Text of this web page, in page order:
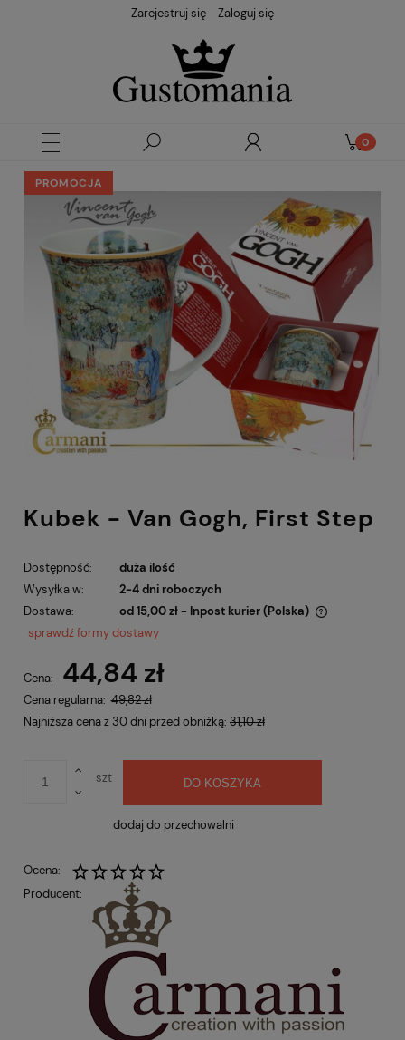
Zarejestruj się Zaloguj się
PROMOCJA
Kubek - Van Gogh, First Step
Dostępność:
duża ilość
Wysyłka w:
2-4 dni roboczych
Dostawa:
od 15,00 zł - Inpost kurier (Polska)
Cena nie zawiera ewentualnych kosztów płatności
sprawdź formy dostawy
Cena: 44,84 zł
Cena regularna: 49,82 zł
Najniższa cena z 30 dni przed obniżką: 31,10 zł
szt DO KOSZYKA
dodaj do przechowalni
Ocena:
Producent: